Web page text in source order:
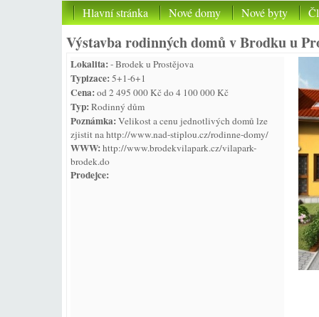
Hlavní stránka Nové domy Nové byty
Výstavba rodinných domů v Brodku u
Lokalita:- Brodek u Prostějova
Typizace:5+1-6+1
Cena:od 2 495 000 Kč do 4 100 000 Kč
Typ:Rodinný dům
Poznámka:Velikost a cenu jednotlivých domů lze
zjistit na http://www.nad-stiplou.cz/rodinne-domy/
WWW:http://www.brodekvilapark.cz/vilapark-
brodek.do
Prodejce: